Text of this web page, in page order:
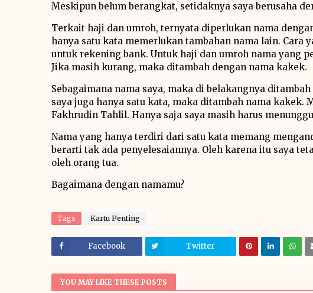
Meskipun belum berangkat, setidaknya saya berusaha
Terkait haji dan umroh, ternyata diperlukan nama
hanya satu kata memerlukan tambahan nama lain. Cara
untuk rekening bank. Untuk haji dan umroh nama yang
Jika masih kurang, maka ditambah dengan nama kakek.
Sebagaimana nama saya, maka di belakangnya
saya juga hanya satu kata, maka ditambah nama kakek.
Fakhrudin Tahlil. Hanya saja saya masih harus
Nama yang hanya terdiri dari satu kata memang
berarti tak ada penyelesaiannya. Oleh karena itu saya
oleh orang tua.
Bagaimana dengan namamu?
Tags Kartu Penting
Facebook Twitter
YOU MAY LIKE THESE POSTS